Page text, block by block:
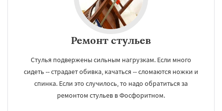
Ремонт стульев
Стулья подвержены сильным нагрузкам. Если много
сидеть -- страдает обивка, качаться -- сломаются ножки и
спинка. Если это случилось, то надо обратиться за
ремонтом стульев в Фосфоритном.